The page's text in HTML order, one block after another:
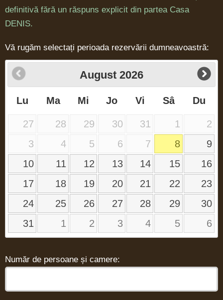
definitivă fără un răspuns explicit din partea Casa
DENIS.
Vă rugăm selectați perioada rezervării dumneavoastră:
August 2026
Lu Ma Mi Jo Vi Sâ Du
27 28 29 30 31 1
2
3
4 5 6 7 8
9
10
11 12 13 14 15
16
17
18 19 20 21 22
23
24
25 26 27 28 29
30
31
1 2 3 4 5 6
Număr de persoane și camere: